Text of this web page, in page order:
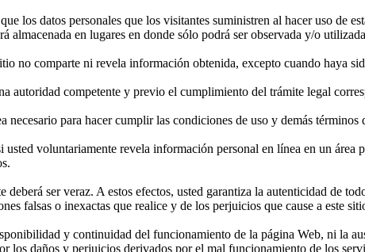
los datos personales que los visitantes suministren al hacer uso de
almacenada en lugares en donde sólo podrá ser observada y/o
no comparte ni revela información obtenida, excepto cuando haya
autoridad competente y previo el cumplimiento del trámite legal
necesario para hacer cumplir las condiciones de uso y demás
usted voluntariamente revela información personal en línea en un
ser veraz. A estos efectos, usted garantiza la autenticidad de
falsas o inexactas que realice y de los perjuicios que cause a este
y continuidad del funcionamiento de la página Web, ni la
los daños y perjuicios derivados por el mal funcionamiento de los